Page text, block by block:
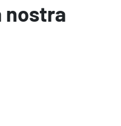
nostra